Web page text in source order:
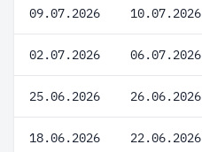
09.07.2026 10.07.2026
02.07.2026 06.07.2026
25.06.2026 26.06.2026
18.06.2026 22.06.2026